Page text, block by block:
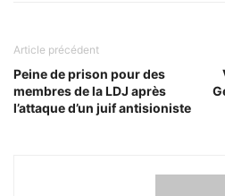
Article précédent
Peine de prison pour des
membres de la LDJ après
l’attaque d’un juif antisioniste